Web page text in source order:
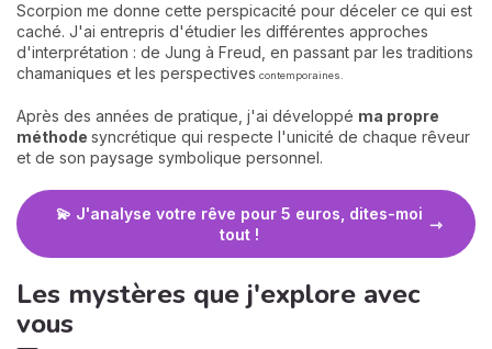
Scorpion me donne cette perspicacité pour déceler ce qui est
caché. J'ai entrepris d'étudier les différentes approches
d'interprétation : de Jung à Freud, en passant par les traditions
chamaniques et les perspectives contemporaines.
Après des années de pratique, j'ai développé ma propre
méthode syncrétique qui respecte l'unicité de chaque rêveur
et de son paysage symbolique personnel.
💫 J'analyse votre rêve pour 5 euros, dites-moi
tout !
Les mystères que j'explore avec
vous